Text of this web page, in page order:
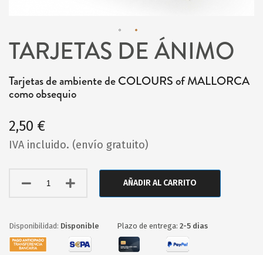
Saltar
comienzo
de
la
galería
TARJETAS DE ÁNIMO
Tarjetas de ambiente de COLOURS of MALLORCA
como obsequio
2,50 €
IVA incluido. (envío gratuito)
AÑADIR AL CARRITO
Disponible Plazo de entrega: 2-5 dias